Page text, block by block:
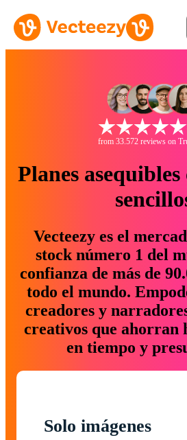
from 33.572 reviews on
Planes
Vecteezy es el
stock número 1 del
confianza de más de
todo el mundo.
creadores y
creativos que ahorran
en tiempo y
Solo imágenes